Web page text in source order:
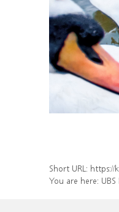
Short URL: https://
You are here: